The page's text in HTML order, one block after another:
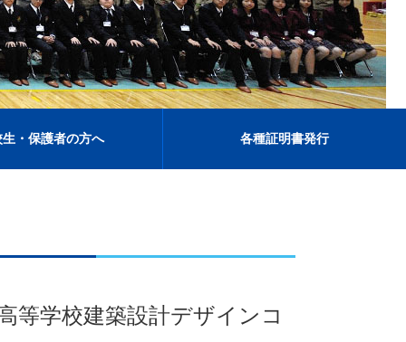
生・保護者の方へ 各種証明書発行
等学校建築設計デザインコ